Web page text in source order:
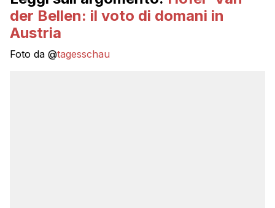
der Bellen: il voto di domani in
Austria
Foto da @tagesschau